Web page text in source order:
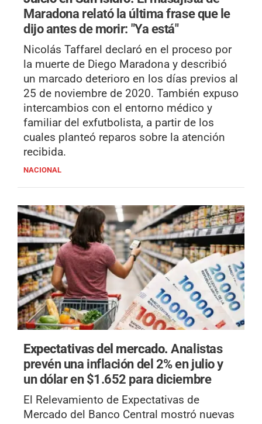
Maradona relató la última frase que le
dijo antes de morir: "Ya está"
Nicolás Taffarel declaró en el proceso por
la muerte de Diego Maradona y describió
un marcado deterioro en los días previos al
25 de noviembre de 2020. También expuso
intercambios con el entorno médico y
familiar del exfutbolista, a partir de los
cuales planteó reparos sobre la atención
recibida.
NACIONAL
Expectativas del mercado.Analistas
prevén una inflación del 2% en julio y
un dólar en $1.652 para diciembre
El Relevamiento de Expectativas de
Mercado del Banco Central mostró nuevas